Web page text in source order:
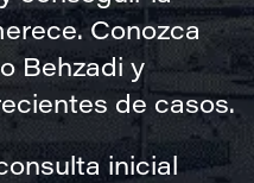
Conozca
Behzadi y
de casos.
inicial